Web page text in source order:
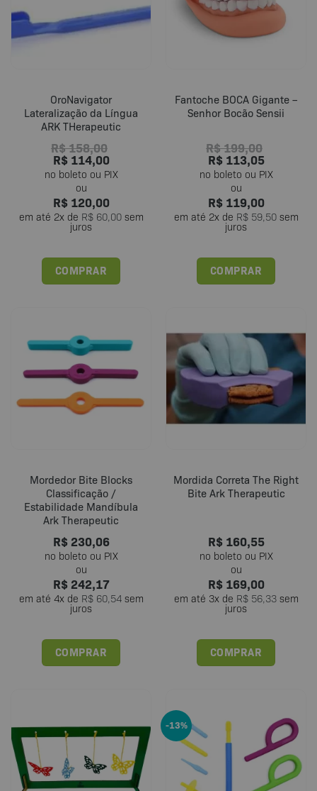
podem
ser
produto
podem
escolhidas
produto
OroNavigator
Lateralização da Língua
ARK THerapeutic
R$158,00
R$114,00
R$120,00
em até 2x de R$60,00sem
juros
COMPRAR
Fantoche BOCA Gigante –
Senhor Bocão Sensii
R$199,00
R$113,05
R$119,00
em até 2x de R$59,50sem
juros
COMPRAR
Mordedor Bite Blocks
Classificação /
Estabilidade Mandíbula
Ark Therapeutic
R$230,06
R$242,17
em até 4x de R$60,54sem
juros
COMPRAR
Mordida Correta The Right
Bite Ark Therapeutic
R$160,55
R$169,00
em até 3x de R$56,33sem
juros
COMPRAR
-13%